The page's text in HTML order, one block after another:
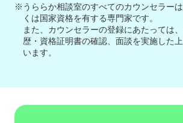
※うららか相談室のすべてのカウンセラー
くは国家資格を有する専門家です。
また、カウンセラーの登録にあたっては
歴・資格証明書の確認、面談を実施した
います。